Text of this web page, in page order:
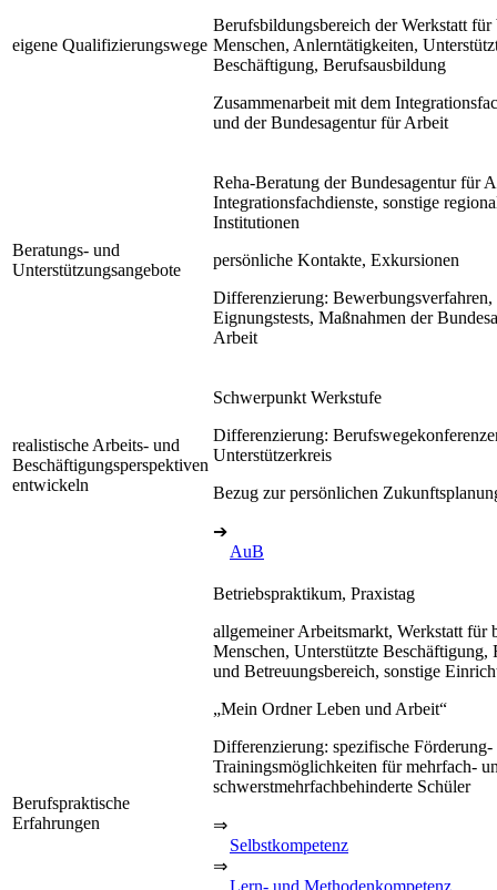
eigene Qualifizierungswege
Berufsbildungsbereich der Werkstatt für
Menschen, Anlerntätigkeiten,
Beschäftigung, Berufsausbildung
Zusammenarbeit mit dem
und der Bundesagentur für Arbeit
Beratungs- und
Unterstützungsangebote
Reha-Beratung der Bundesagentur für
Integrationsfachdienste, sonstige
Institutionen
persönliche Kontakte, Exkursionen
Differenzierung: Bewerbungsverfahren,
Eignungstests, Maßnahmen der
Arbeit
realistische Arbeits- und
Beschäftigungsperspektiven
entwickeln
Schwerpunkt Werkstufe
Differenzierung:
Unterstützerkreis
Bezug zur persönlichen
➔
AuB
Berufspraktische
Erfahrungen
Betriebspraktikum, Praxistag
allgemeiner Arbeitsmarkt, Werkstatt für
Menschen, Unterstützte Beschäftigung,
und Betreuungsbereich, sonstige
„Mein Ordner Leben und Arbeit“
Differenzierung: spezifische Förderung-
Trainingsmöglichkeiten für mehrfach-
schwerstmehrfachbehinderte Schüler
⇒
Selbstkompetenz
⇒
Lern- und Methodenkompetenz